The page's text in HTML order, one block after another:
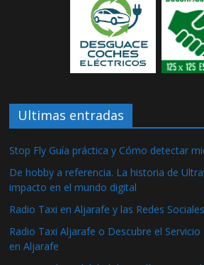
Ultimas entradas
Stop Fly Guía práctica y Cómo detectar
De hobby a referencia. La historia de
impacto en el mundo digital
Radio Taxi en Aljarafe y las Redes Sociales
Radio Taxi Aljarafe o Descubre el
en Aljarafe